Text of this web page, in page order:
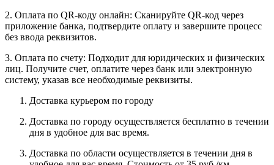
2. Оплата по QR-коду онлайн: Сканируйте QR-код через
приложение банка, подтвердите оплату и завершите процесс
без ввода реквизитов.
3. Оплата по счету: Подходит для юридических и физических
лиц. Получите счет, оплатите через банк или электронную
систему, указав все необходимые реквизиты.
Доставка курьером по городу
Доставка по городу осуществляется бесплатно в течении
дня в удобное для вас время.
Доставка по области осуществляется в течении дня в